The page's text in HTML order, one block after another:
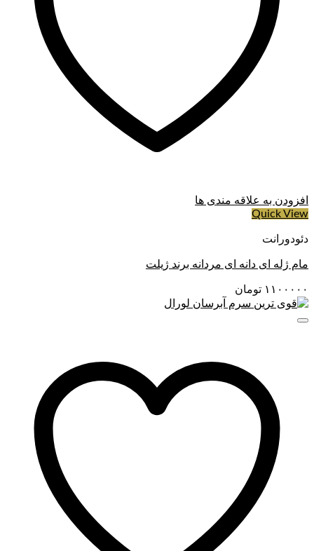
افزودن به علاقه مندی ها
Quick View
دئودورانت
مام ژله ای دانه ای مردانه برند ژیلت
۱۱۰۰۰۰۰ تومان